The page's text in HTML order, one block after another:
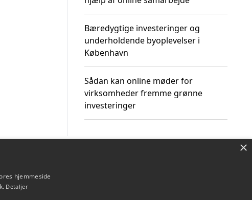
Bæredygtige investeringer og
underholdende byoplevelser i
København
Sådan kan online møder for
virksomheder fremme grønne
investeringer
×
hjemmeside
Detaljer